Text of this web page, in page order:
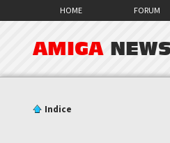
HOME FORUM
AMIGA NEWS
Indice